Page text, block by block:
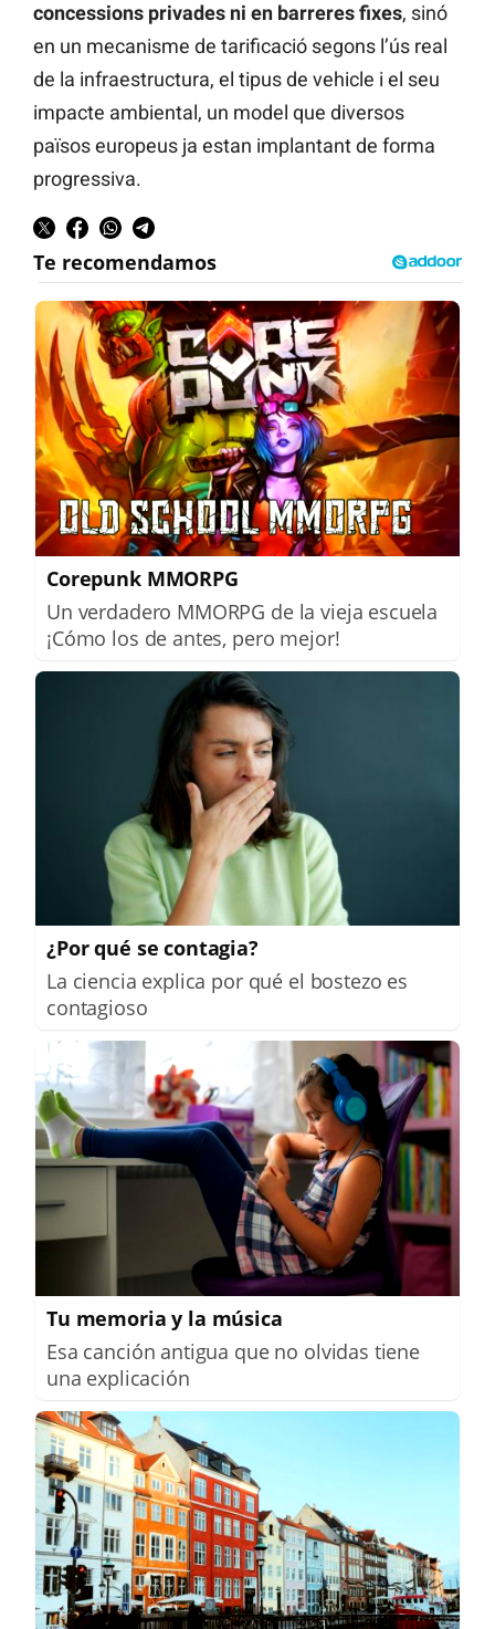
concessions privades ni en barreres fixes, sinó
en un mecanisme de tarificació segons l’ús real
de la infraestructura, el tipus de vehicle i el seu
impacte ambiental, un model que diversos
països europeus ja estan implantant de forma
progressiva.
Corepunk MMORPG
Un verdadero MMORPG de la vieja escuela
¡Cómo los de antes, pero mejor!
¿Por qué se contagia?
La ciencia explica por qué el bostezo es
contagioso
Tu memoria y la música
Esa canción antigua que no olvidas tiene
una explicación